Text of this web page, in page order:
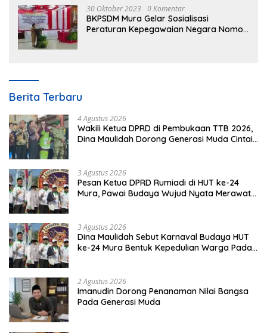
30 Oktober 2023 0 Komentar
BKPSDM Mura Gelar Sosialisasi
Peraturan Kepegawaian Negara Nomor
Berita Terbaru
4 Agustus 2026
Wakili Ketua DPRD di Pembukaan TTB 2026,
Dina Maulidah Dorong Generasi Muda Cintai
3 Agustus 2026
Pesan Ketua DPRD Rumiadi di HUT ke-24
Mura, Pawai Budaya Wujud Nyata Merawat
3 Agustus 2026
Dina Maulidah Sebut Karnaval Budaya HUT
ke-24 Mura Bentuk Kepedulian Warga Pada
2 Agustus 2026
Imanudin Dorong Penanaman Nilai Bangsa
Pada Generasi Muda